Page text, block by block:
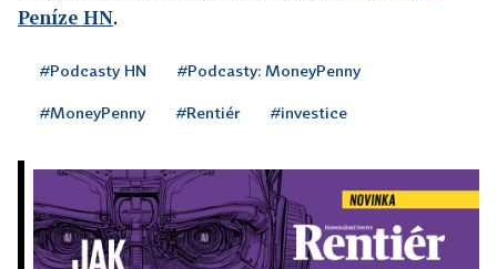
Peníze HN.
#Podcasty HN #Podcasty: MoneyPenny
#MoneyPenny #Rentiér #investice